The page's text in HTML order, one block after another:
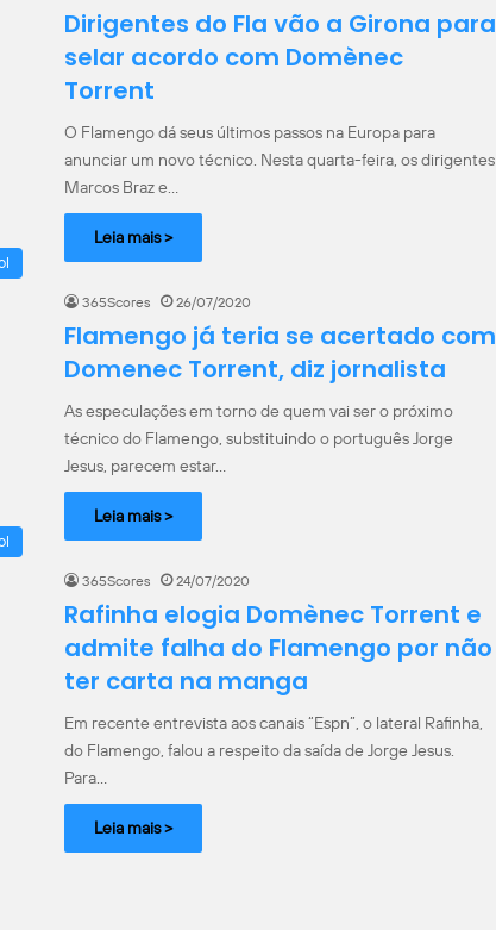
Dirigentes do Fla vão a Girona para
selar acordo com Domènec
Torrent
O Flamengo dá seus últimos passos na Europa para
anunciar um novo técnico. Nesta quarta-feira, os dirigentes
Marcos Braz e…
Leia mais >
365Scores 26/07/2020
Flamengo já teria se acertado com
Domenec Torrent, diz jornalista
As especulações em torno de quem vai ser o próximo
técnico do Flamengo, substituindo o português Jorge
Jesus, parecem estar…
Leia mais >
365Scores 24/07/2020
Rafinha elogia Domènec Torrent e
admite falha do Flamengo por não
ter carta na manga
Em recente entrevista aos canais “Espn”, o lateral Rafinha,
do Flamengo, falou a respeito da saída de Jorge Jesus.
Para…
Leia mais >